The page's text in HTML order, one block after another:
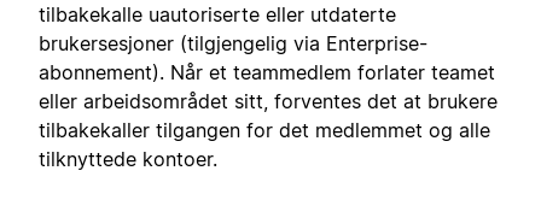
tilbakekalle uautoriserte eller utdaterte
brukersesjoner (tilgjengelig via Enterprise-
abonnement). Når et teammedlem forlater teamet
eller arbeidsområdet sitt, forventes det at brukere
tilbakekaller tilgangen for det medlemmet og alle
tilknyttede kontoer.